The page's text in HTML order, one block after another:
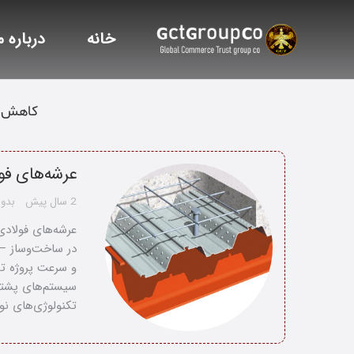
خانه درباره
کاهش
عرشه‌های
2 سال پیش
عرشه‌های
در ساخت‌وساز
و سرعت پروژه
سیستم‌های
تکنولوژی‌های